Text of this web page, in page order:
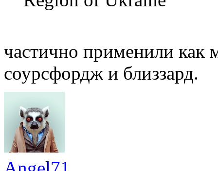
частично применили как
соурсфордж и близзард.